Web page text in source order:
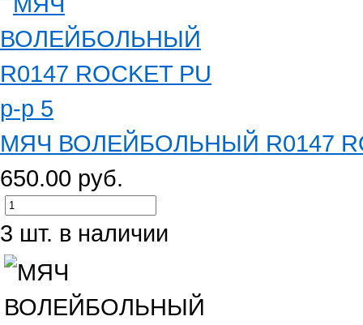
МЯЧ ВОЛЕЙБОЛЬНЫЙ R0147
650.00 руб.
3 шт. в наличии